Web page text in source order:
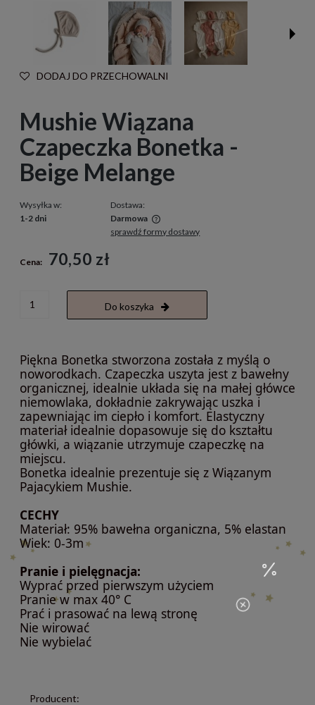
DODAJ DO PRZECHOWALNI
Mushie Wiązana
Czapeczka Bonetka -
Beige Melange
Wysyłka w:
1-2 dni
Dostawa:
Darmowa
Cena nie zawiera ewentualnych kosztów płatności
sprawdź formy dostawy
Cena: 70,50 zł
Do koszyka
Piękna Bonetka stworzona została z myślą o
noworodkach. Czapeczka uszyta jest z bawełny
organicznej, idealnie układa się na małej główce
niemowlaka, dokładnie zakrywając uszka i
zapewniając im ciepło i komfort. Elastyczny
materiał idealnie dopasowuje się do kształtu
główki, a wiązanie utrzymuje czapeczkę na
miejscu.
Bonetka idealnie prezentuje się z Wiązanym
Pajacykiem Mushie.
CECHY
Materiał: 95% bawełna organiczna, 5% elastan
Wiek: 0-3m
Pranie i pielęgnacja:
Wyprać przed pierwszym użyciem
Pranie w max 40° C
Prać i prasować na lewą stronę
Nie wirować
Nie wybielać
Producent: